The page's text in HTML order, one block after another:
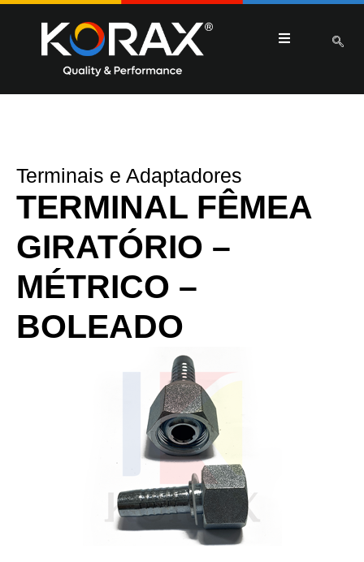
Terminais e Adaptadores
TERMINAL FÊMEA
GIRATÓRIO –
MÉTRICO –
BOLEADO